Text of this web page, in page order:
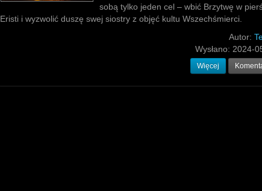
sobą tylko jeden cel – wbić Brzytwę w
Eristi i wyzwolić duszę swej siostry z objęć kultu Wszechśmierci.
Autor:
Wysłano: 2024-
Więcej